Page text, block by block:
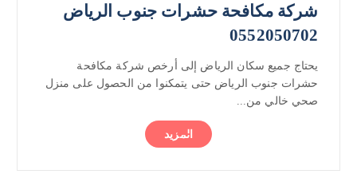
شركة مكافحة حشرات جنوب الرياض
0552050702
يحتاج جميع سكان الرياض إلى أرخص شركة مكافحة
حشرات جنوب الرياض حتى يتمكنوا من الحصول على منزل
صحي خالي من...
المزيد